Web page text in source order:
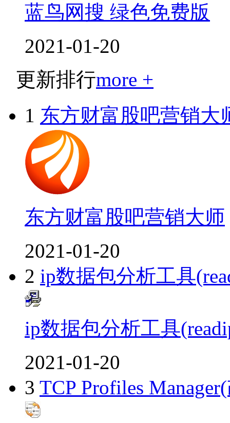
蓝鸟网搜 绿色免费版
2021-01-20
更新排行more +
1 东方财富股吧营销大
东方财富股吧营销大师
2021-01-20
2 ip数据包分析工具
ip数据包分析工具
2021-01-20
3 TCP Profiles